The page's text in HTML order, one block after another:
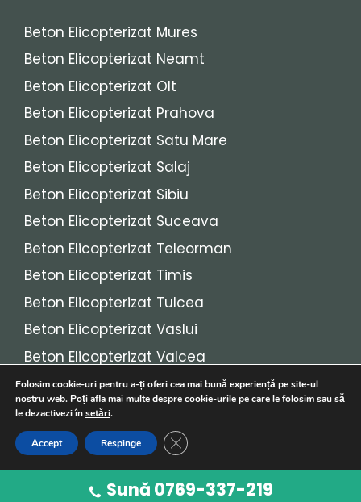
Beton Elicopterizat Mures
Beton Elicopterizat Neamt
Beton Elicopterizat Olt
Beton Elicopterizat Prahova
Beton Elicopterizat Satu Mare
Beton Elicopterizat Salaj
Beton Elicopterizat Sibiu
Beton Elicopterizat Suceava
Beton Elicopterizat Teleorman
Beton Elicopterizat Timis
Beton Elicopterizat Tulcea
Beton Elicopterizat Vaslui
Beton Elicopterizat Valcea
Beton Elicopterizat Vrancea
© 2026Beton Elicopterizat
rezervate!
Sună 0769-337-219
Folosim cookie-uri pentru a-ți oferi cea mai bună experiență pe site-ul
nostru web. Poți afla mai multe despre cookie-urile pe care le folosim sau să
le dezactivezi însetări.
Accept Respinge Close GDPR Cookie Banner